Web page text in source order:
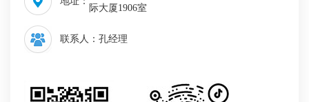
际大厦1906室
联系人： 孔经理